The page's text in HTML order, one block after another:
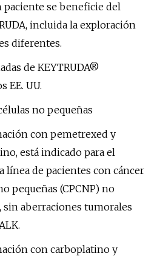
paciente se beneficie del
incluida la exploración
diferentes.
de KEYTRUDA®
EE. UU.
no pequeñas
con pemetrexed y
está indicado para el
de pacientes con cáncer
pequeñas (CPCNP) no
sin aberraciones tumorales
con carboplatino y